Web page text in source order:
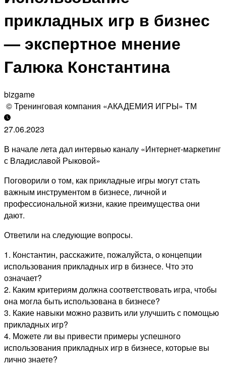
прикладных игр в бизнес
— экспертное мнение
Галюка Константина
bizgame
© Тренинговая компания «АКАДЕМИЯ ИГРЫ» ТМ
27.06.2023
В начале лета дал интервью каналу «Интернет-маркетинг
с Владиславой Рыковой»
Поговорили о том, как прикладные игры могут стать
важным инструментом в бизнесе, личной и
профессиональной жизни, какие преимущества они
дают.
Ответили на следующие вопросы.
1. Константин, расскажите, пожалуйста, о концепции
использования прикладных игр в бизнесе. Что это
означает?
2. Каким критериям должна соответствовать игра, чтобы
она могла быть использована в бизнесе?
3. Какие навыки можно развить или улучшить с помощью
прикладных игр?
4. Можете ли вы привести примеры успешного
использования прикладных игр в бизнесе, которые вы
лично знаете?